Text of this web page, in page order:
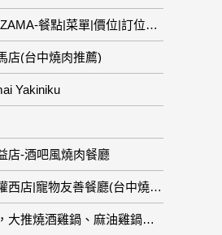
燒肉風間KAZAMA-餐點|菜單|價位|訂位資訊
店(台中燒肉推薦)
Yakiniku
店-酒吧風燒肉餐廳
肉肉燒肉五權西店|寵物友善餐廳(台中燒肉推薦)
湯棧公益店，大推燒酒雞鍋、麻油雞鍋暖暖有夠補